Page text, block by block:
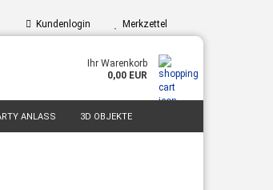
Kundenlogin Merkzettel
Ihr Warenkorb
0,00 EUR
ANLASS 3D OBJEKTE